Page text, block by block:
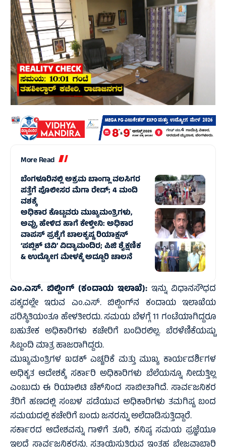
More Read
ಬೆಂಗಳೂರಿನಲ್ಲಿ ಅಕ್ರಮ ಬಾಂಗ್ಲಾ ವಲಸಿಗರ
ಪತ್ತೆಗೆ ಪೊಲೀಸರ ಮೆಗಾ ರೇಡ್; 4 ಮಂದಿ
ವಶಕ್ಕೆ
ಅಧಿಕಾರ ಕೊಟ್ಟವರು ಮುಖ್ಯಮಂತ್ರಿಗಳು,
ಅವ್ರು ಹೇಳಿದ ಹಾಗೆ ಕೇಳ್ತೀನಿ: ಅಧಿಕಾರ
ವಾಪಸ್ ಪ್ರಶ್ನೆಗೆ ಬಾಲಕೃಷ್ಣ ರಿಯಾಕ್ಷನ್
‘ಪಬ್ಲಿಕ್ ಟಿವಿ’ ವಿದ್ಯಾಮಂದಿರ; ಪಿಜಿ ಶೈಕ್ಷಣಿಕ
& ಉದ್ಯೋಗ ಮೇಳಕ್ಕೆ ಅದ್ದೂರಿ ಚಾಲನೆ
ಎಂ.ಎಸ್. ಬಿಲ್ಡಿಂಗ್ (ಕಂದಾಯ ಇಲಾಖೆ): ಇನ್ನು ವಿಧಾನಸೌಧದ
ಪಕ್ಕದಲ್ಲೇ ಇರುವ ಎಂ.ಎಸ್. ಬಿಲ್ಡಿಂಗ್‌ನ ಕಂದಾಯ ಇಲಾಖೆಯ
ಪರಿಸ್ಥಿತಿಯಂತೂ ಹೇಳತೀರದು. ಸಮಯ ಬೆಳಗ್ಗೆ 11 ಗಂಟೆಯಾಗಿದ್ದರೂ
ಬಹುತೇಕ ಅಧಿಕಾರಿಗಳು ಕಚೇರಿಗೆ ಬಂದಿರಲಿಲ್ಲ. ಬೆರಳೆಣಿಕೆಯಷ್ಟು
ಸಿಬ್ಬಂದಿ ಮಾತ್ರ ಹಾಜರಾಗಿದ್ದರು.
ಮುಖ್ಯಮಂತ್ರಿಗಳ ಖಡಕ್ ಎಚ್ಚರಿಕೆ ಮತ್ತು ಮುಖ್ಯ ಕಾರ್ಯದರ್ಶಿಗಳ
ಅಧಿಕೃತ ಆದೇಶಕ್ಕೆ ಸರ್ಕಾರಿ ಅಧಿಕಾರಿಗಳು ಬೆಲೆಯನ್ನೂ ನೀಡುತ್ತಿಲ್ಲ
ಎಂಬುದು ಈ ರಿಯಾಲಿಟಿ ಚೆಕ್‌ನಿಂದ ಸಾಬೀತಾಗಿದೆ. ಸಾರ್ವಜನಿಕರ
ತೆರಿಗೆ ಹಣದಲ್ಲಿ ಸಂಬಳ ಪಡೆಯುವ ಅಧಿಕಾರಿಗಳು ತಮಗಿಷ್ಟ ಬಂದ
ಸಮಯದಲ್ಲಿ ಕಚೇರಿಗೆ ಬಂದು ಜನರನ್ನು ಅಲೆದಾಡಿಸುತ್ತಿದ್ದಾರೆ.
ಸರ್ಕಾರದ ಆದೇಶವನ್ನು ಗಾಳಿಗೆ ತೂರಿ, ಕನಿಷ್ಠ ಸಮಯ ಪ್ರಜ್ಞೆಯೂ